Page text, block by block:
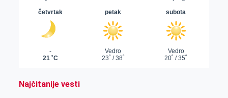
Najčitanije vesti